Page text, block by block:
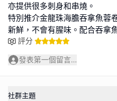
亦提供很多刺身和串燒。
特別推介金龍珠海膽吞拿魚蓉
新鮮，不會有腥味。配合吞拿
評分
發表第一個留言...
社群主題